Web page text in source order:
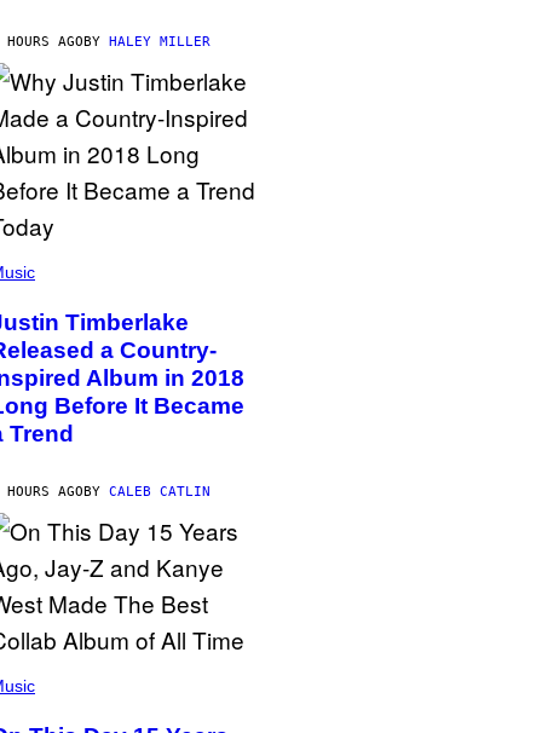
AGOBY HALEY MILLER
Timberlake
a Country-
Album in 2018
Before It Became
Trend
AGOBY CALEB CATLIN